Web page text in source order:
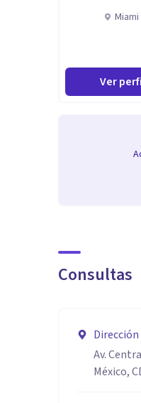
Miami
Ver
Consultas
Av.
México,